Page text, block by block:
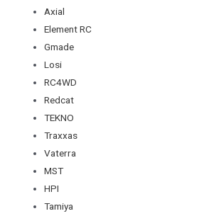
Axial
Element RC
Gmade
Losi
RC4WD
Redcat
TEKNO
Traxxas
Vaterra
MST
HPI
Tamiya